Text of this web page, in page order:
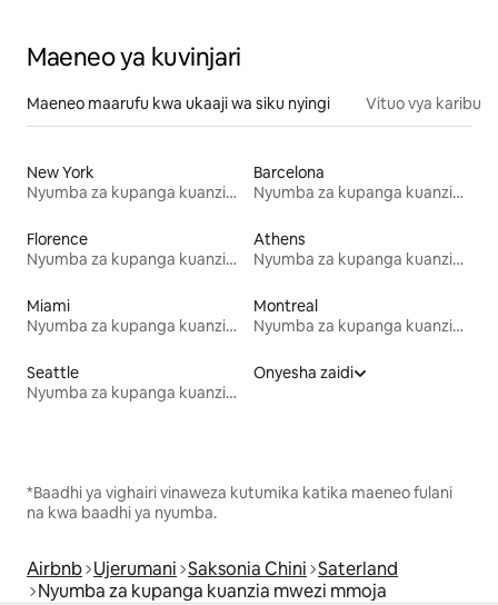
Maeneo ya kuvinjari
Maeneo maarufu kwa ukaaji wa siku nyingi Vituo vya karibu
New York
Nyumba za kupanga kuanzia mwezi mmoja
Barcelona
Nyumba za kupanga kuanzia mwezi mmoja
Florence
Nyumba za kupanga kuanzia mwezi mmoja
Athens
Nyumba za kupanga kuanzia mwezi mmoja
Miami
Nyumba za kupanga kuanzia mwezi mmoja
Montreal
Nyumba za kupanga kuanzia mwezi mmoja
Seattle
Nyumba za kupanga kuanzia mwezi mmoja
Onyesha zaidi
*Baadhi ya vighairi vinaweza kutumika katika maeneo fulani
na kwa baadhi ya nyumba.
Airbnb Ujerumani Saksonia Chini Saterland
Nyumba za kupanga kuanzia mwezi mmoja